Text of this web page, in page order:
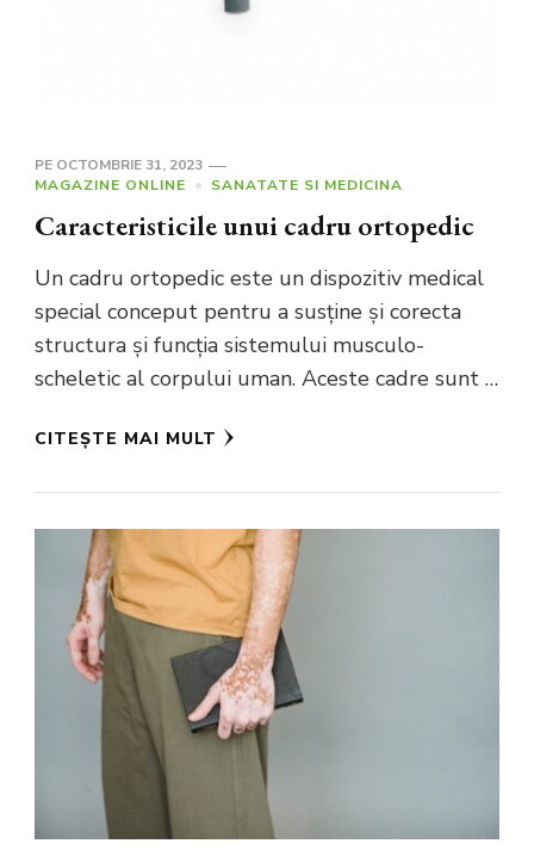
PE OCTOMBRIE 31, 2023
MAGAZINE ONLINE
SANATATE SI MEDICINA
Caracteristicile unui cadru ortopedic
Un cadru ortopedic este un dispozitiv medical
special conceput pentru a susține și corecta
structura și funcția sistemului musculo-
scheletic al corpului uman. Aceste cadre sunt …
CITEȘTE MAI MULT